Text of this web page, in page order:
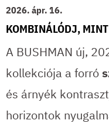
2026. ápr. 16.
KOMBINÁLÓDJ,
A BUSHMAN új,
kollekciója a forró
és árnyék
horizontok